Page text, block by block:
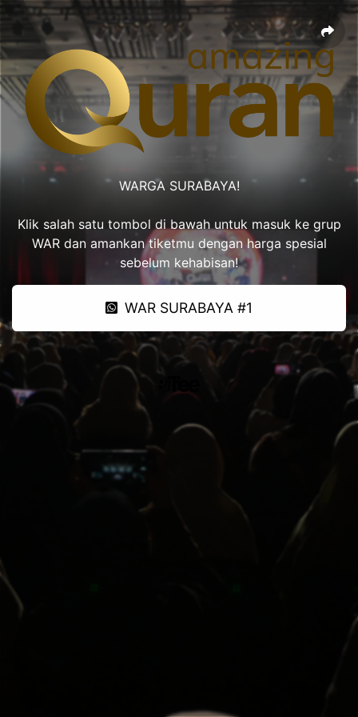
WARGA SURABAYA!
Klik salah satu tombol di bawah untuk masuk ke grup
WAR dan amankan tiketmu dengan harga spesial
sebelum kehabisan!
WAR SURABAYA #1